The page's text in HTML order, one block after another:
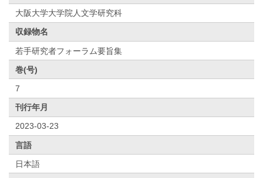
大阪大学大学院人文学研究科
収録物名
若手研究者フォーラム要旨集
巻(号)
7
刊行年月
2023-03-23
言語
日本語